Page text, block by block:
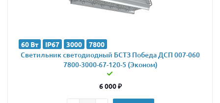
60 Вт IP67 3000 7800
Светильник светодиодный БСТЗ Победа ДСП 007-060
7800-3000-67-120-5 (Эконом)
6 000₽